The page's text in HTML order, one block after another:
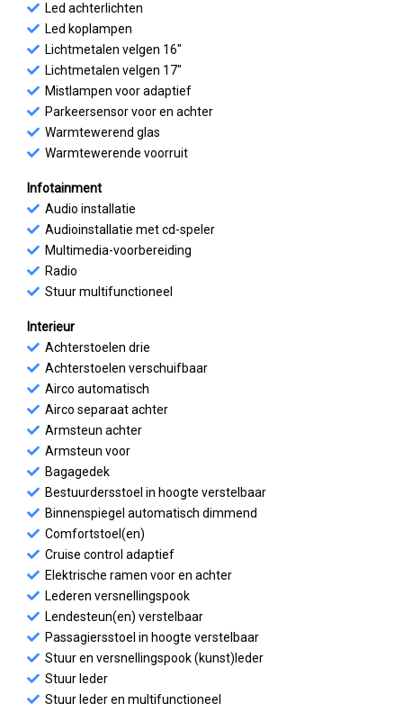
Led achterlichten
Led koplampen
Lichtmetalen velgen 16"
Lichtmetalen velgen 17"
Mistlampen voor adaptief
Parkeersensor voor en achter
Warmtewerend glas
Warmtewerende voorruit
Infotainment
Audio installatie
Audioinstallatie met cd-speler
Multimedia-voorbereiding
Radio
Stuur multifunctioneel
Interieur
Achterstoelen drie
Achterstoelen verschuifbaar
Airco automatisch
Airco separaat achter
Armsteun achter
Armsteun voor
Bagagedek
Bestuurdersstoel in hoogte verstelbaar
Binnenspiegel automatisch dimmend
Comfortstoel(en)
Cruise control adaptief
Elektrische ramen voor en achter
Lederen versnellingspook
Lendesteun(en) verstelbaar
Passagiersstoel in hoogte verstelbaar
Stuur en versnellingspook (kunst)leder
Stuur leder
Stuur leder en multifunctioneel